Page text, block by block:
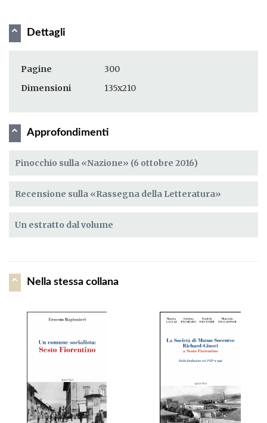
Dettagli
Pagine
300
Dimensioni
135x210
Approfondimenti
Pinocchio sulla «Nazione» (6 ottobre 2016)
Recensione sulla «Rassegna della Letteratura»
Un estratto dal volume
Nella stessa collana